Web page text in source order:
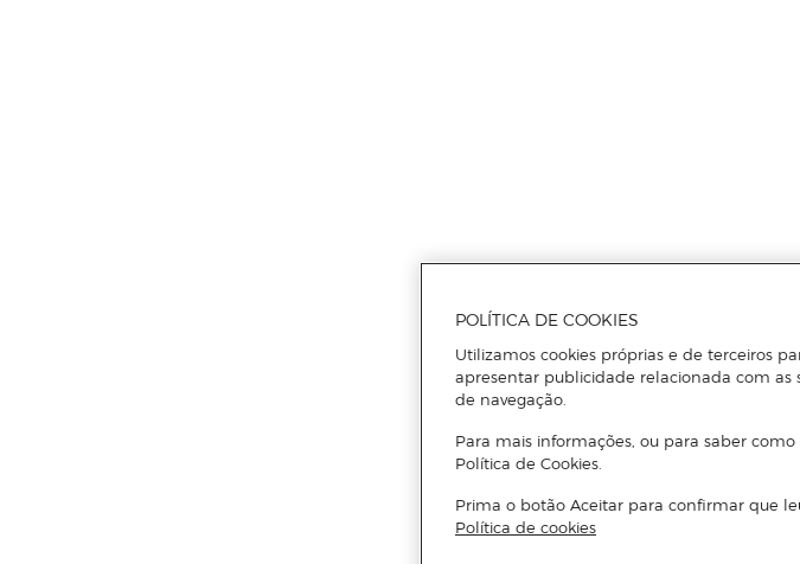
POLÍTICA DE COOKIES
Utilizamos cookies próprias e de terceiros
apresentar publicidade relacionada com as
de navegação.
Para mais informações, ou para saber
Política de Cookies.
Prima o botão Aceitar para confirmar que
Política de cookies